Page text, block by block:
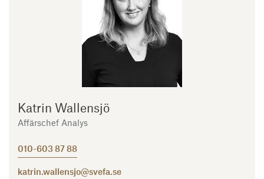
Katrin Wallensjö
Affärschef Analys
010-603 87 88
katrin.wallensjo@svefa.se